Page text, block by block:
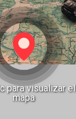
para visualizar el
mapa